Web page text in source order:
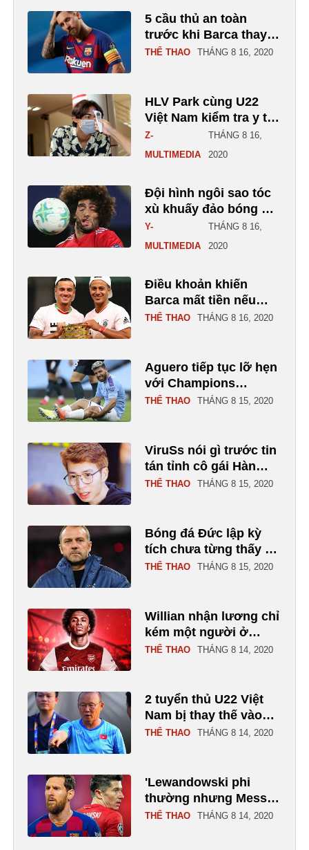
5 cầu thủ an toàn
trước khi Barca thay
lực lượng
THỂ THAO THÁNG 8 16, 2020
HLV Park cùng U22
Việt Nam kiểm tra y tế
ngày hội quân
Z-
MULTIMEDIA
THÁNG 8 16,
2020
Đội hình ngôi sao tóc
xù khuấy đảo bóng đá
thế giới
Y-
MULTIMEDIA
THÁNG 8 16,
2020
Điều khoản khiến
Barca mất tiền nếu
Bayern vô địch
THỂ THAO THÁNG 8 16, 2020
Aguero tiếp tục lỡ hẹn
với Champions
League
THỂ THAO THÁNG 8 15, 2020
ViruSs nói gì trước tin
tán tỉnh cô gái Hàn
Quốc?
THỂ THAO THÁNG 8 15, 2020
Bóng đá Đức lập kỳ
tích chưa từng thấy tại
Champions League
THỂ THAO THÁNG 8 15, 2020
Willian nhận lương chỉ
kém một người ở
Arsenal
THỂ THAO THÁNG 8 14, 2020
2 tuyển thủ U22 Việt
Nam bị thay thế vào
phút chót
THỂ THAO THÁNG 8 14, 2020
'Lewandowski phi
thường nhưng Messi
đến từ hành tinh khác'
THỂ THAO THÁNG 8 14, 2020